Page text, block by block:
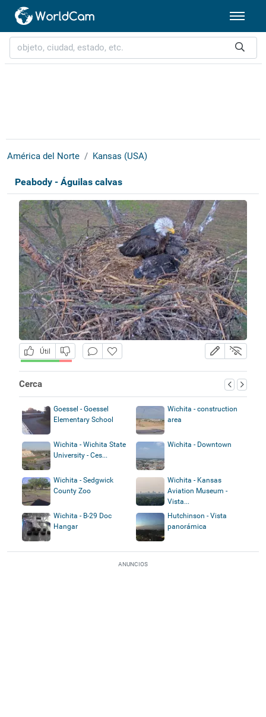
América del Norte Kansas (USA)
Peabody - Águilas calvas
Útil
Cerca
Goessel - Goessel
Elementary School
Wichita - construction
area
Wichita - Wichita State
University - Ces...
Wichita - Downtown
Wichita - Sedgwick
County Zoo
Wichita - Kansas
Aviation Museum -
Vista...
Wichita - B-29 Doc
Hangar
Hutchinson - Vista
panorámica
ANUNCIOS